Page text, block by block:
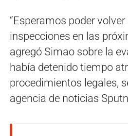
“Esperamos poder
inspecciones en las
agregó Simao sobre la
había detenido tiempo
procedimientos legales,
agencia de noticias